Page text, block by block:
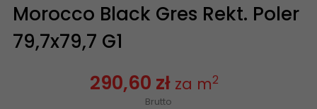
Morocco Black Gres Rekt. Poler
79,7x79,7 G1
290,60 zł za m2
Brutto